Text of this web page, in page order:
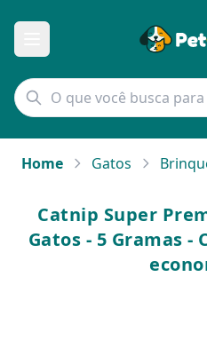
Home Gatos
Catnip Super
Gatos - 5 Gramas